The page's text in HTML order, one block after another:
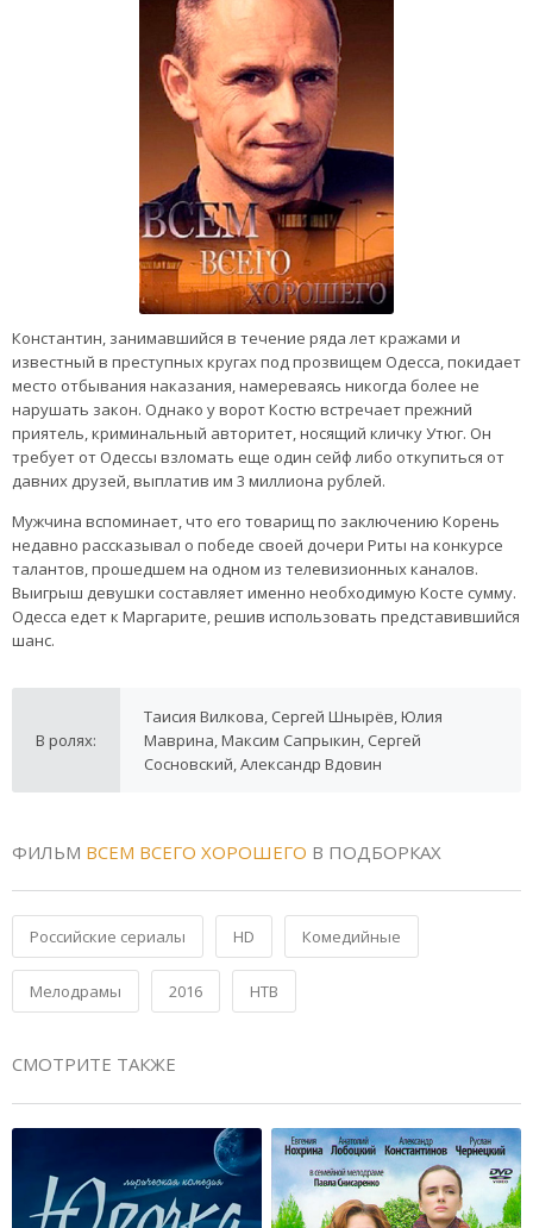
Константин, занимавшийся в течение ряда лет кражами и
известный в преступных кругах под прозвищем Одесса, покидает
место отбывания наказания, намереваясь никогда более не
нарушать закон. Однако у ворот Костю встречает прежний
приятель, криминальный авторитет, носящий кличку Утюг. Он
требует от Одессы взломать еще один сейф либо откупиться от
давних друзей, выплатив им 3 миллиона рублей.
Мужчина вспоминает, что его товарищ по заключению Корень
недавно рассказывал о победе своей дочери Риты на конкурсе
талантов, прошедшем на одном из телевизионных каналов.
Выигрыш девушки составляет именно необходимую Косте сумму.
Одесса едет к Маргарите, решив использовать представившийся
шанс.
В ролях:
Таисия Вилкова, Сергей Шнырёв, Юлия
Маврина, Максим Сапрыкин, Сергей
Сосновский, Александр Вдовин
ФИЛЬМ ВСЕМ ВСЕГО ХОРОШЕГО В ПОДБОРКАХ
Российские сериалы HD Комедийные
Мелодрамы 2016 НТВ
СМОТРИТЕ ТАКЖЕ